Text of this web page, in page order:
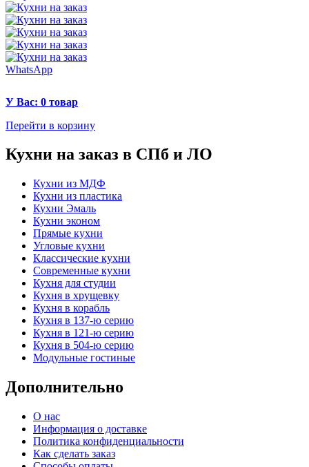
WhatsApp
У Вас: 0 товар
Перейти в корзину
Кухни на заказ в СПб и ЛО
Кухни из МДФ
Кухни из пластика
Кухни Эмаль
Кухни эконом
Прямые кухни
Угловые кухни
Классические кухни
Современные кухни
Кухня для студии
Кухня в хрущевку
Кухня в корабль
Кухня в 137-ю серию
Кухня в 121-ю серию
Кухня в 504-ю серию
Модульные гостиные
Дополнительно
О нас
Информация о доставке
Политика конфиденциальности
Как сделать заказ